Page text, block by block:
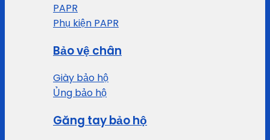
PAPR
Phụ kiện PAPR
Bảo vệ chân
Giày bảo hộ
Ủng bảo hộ
Găng tay bảo hộ